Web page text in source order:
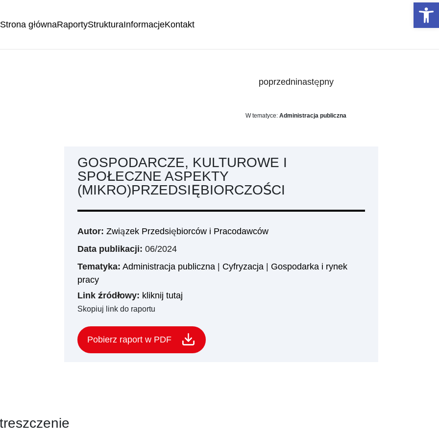
Strona głównaRaportyStrukturaInformacjeKontakt
poprzedninastępny
W tematyce: Administracja publiczna
GOSPODARCZE, KULTUROWE I
SPOŁECZNE ASPEKTY
(MIKRO)PRZEDSIĘBIORCZOŚCI
Autor: Związek Przedsiębiorców i Pracodawców
Data publikacji: 06/2024
Tematyka: Administracja publiczna| Cyfryzacja| Gospodarka i rynek
pracy
Link źródłowy: kliknij tutaj
Skopiuj link do raportu
Pobierz raport w PDF